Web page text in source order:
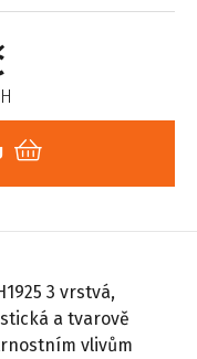
3 vrstvá,
a tvarově
vlivům